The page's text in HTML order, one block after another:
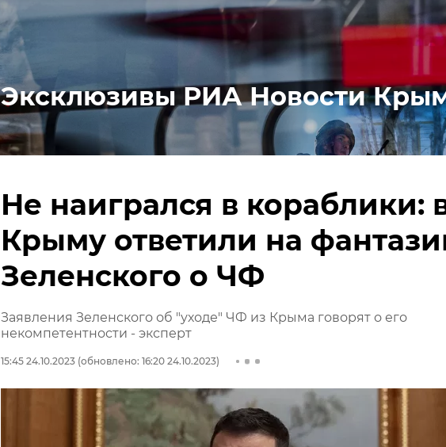
Эксклюзивы РИА Новости
Не наигрался в кораблики:
Крыму ответили на
Зеленского о ЧФ
Заявления Зеленского об "уходе" ЧФ из Крыма говорят о его
некомпетентности - эксперт
15:45 24.10.2023 (обновлено: 16:20 24.10.2023)